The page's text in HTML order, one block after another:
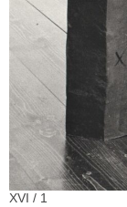
XVI / 1